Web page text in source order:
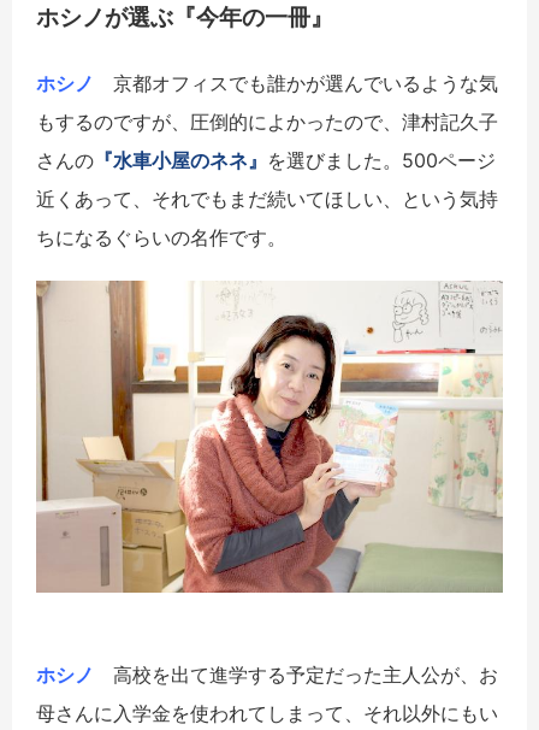
ホシノが選ぶ『今年の一冊』
ホシノ 京都オフィスでも誰かが選んでいるような気
もするのですが、圧倒的によかったので、津村記久子
さんの 『水車小屋のネネ』 を選びました。500ページ
近くあって、それでもまだ続いてほしい、という気持
ちになるぐらいの名作です。
ホシノ 高校を出て進学する予定だった主人公が、お
母さんに入学金を使われてしまって、それ以外にもい